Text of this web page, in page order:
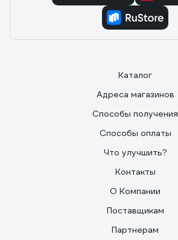
Каталог
Адреса магазинов
Способы получения
Способы оплаты
Что улучшить?
Контакты
О Компании
Поставщикам
Партнерам